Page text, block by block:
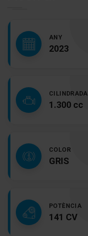
ANY
2023
CILINDRADA
1.300 cc
COLOR
GRIS
POTÈNCIA
141 CV